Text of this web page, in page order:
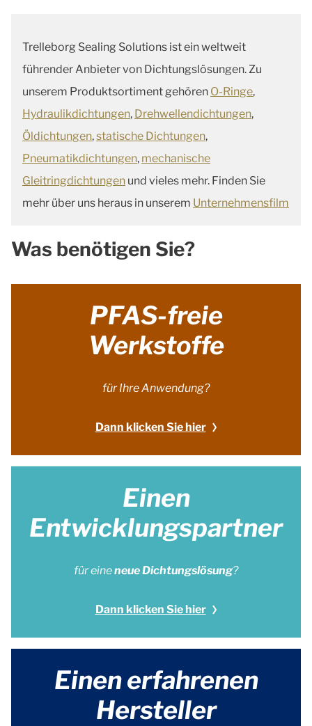
Trelleborg Sealing Solutions ist ein weltweit
führender Anbieter von Dichtungslösungen. Zu
unserem Produktsortiment gehören O-Ringe,
Hydraulikdichtungen, Drehwellendichtungen,
Öldichtungen,statische Dichtungen,
Pneumatikdichtungen, mechanische
Gleitringdichtungen und vieles mehr. Finden Sie
mehr über uns heraus in unserem Unternehmensfilm
Was benötigen Sie?
PFAS-freie
Werkstoffe
für Ihre Anwendung?
Dann klicken Sie hier
Einen
Entwicklungspartner
für eineneue Dichtungslösung?
Dann klicken Sie hier
Einen erfahrenen
Hersteller